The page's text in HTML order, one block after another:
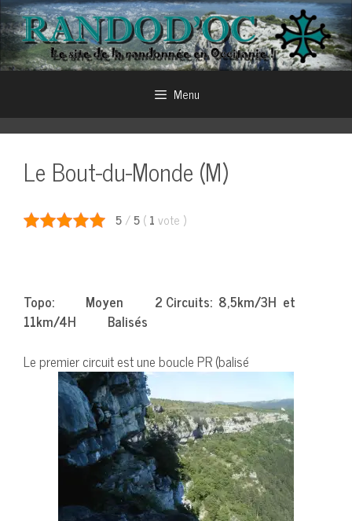
Aller
au
contenu
Menu
Le Bout-du-Monde (M)
5 /5 ( 1 vote )
Topo: Moyen 2 Circuits: 8,5km/3H et
11km/4H Balisés
Le premier circuit est une boucle PR (balisé